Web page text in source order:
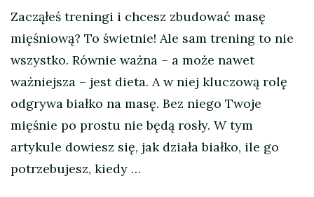
Zacząłeś treningi i chcesz zbudować masę
mięśniową? To świetnie! Ale sam trening to nie
wszystko. Równie ważna – a może nawet
ważniejsza – jest dieta. A w niej kluczową rolę
odgrywa białko na masę. Bez niego Twoje
mięśnie po prostu nie będą rosły. W tym
artykule dowiesz się, jak działa białko, ile go
potrzebujesz, kiedy …